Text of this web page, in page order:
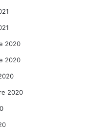
2020
2020
2020